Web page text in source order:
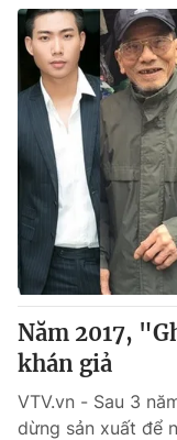
Năm 2017,
khán giả
VTV.vn - Sau 3
dừng sản xuất để